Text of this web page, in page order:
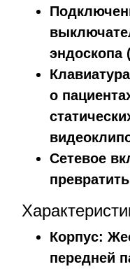
эндоскопа
о
Сетевое
Корпус:
передней